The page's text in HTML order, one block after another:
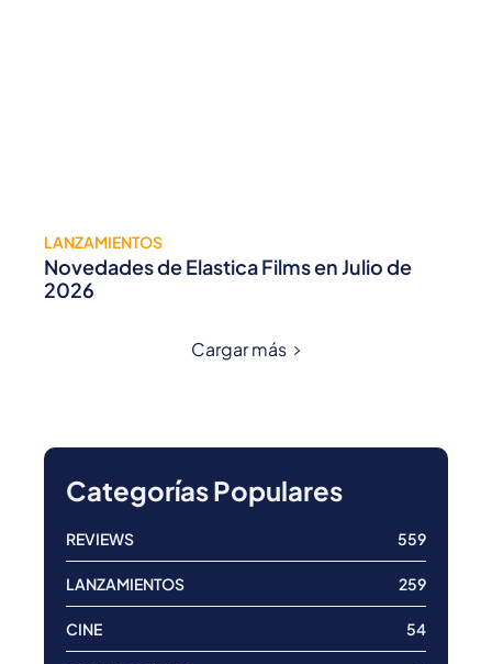
LANZAMIENTOS
Novedades de Elastica Films en Julio de
2026
Cargar más
Categorías Populares
REVIEWS 559
LANZAMIENTOS 259
CINE 54